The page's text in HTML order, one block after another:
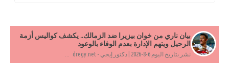
بيان ناري من خوان بيزيرا ضد الزمالك.. يكشف كواليس أزمة
الرحيل ويتهم الإدارة بعدم الوفاء بالوعود
نشر بتاريخ اليوم 6-8-2026 | دكتور إيجي - dregy.net ...